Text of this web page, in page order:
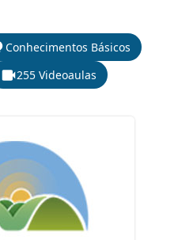
Conhecimentos Básicos
255 Videoaulas